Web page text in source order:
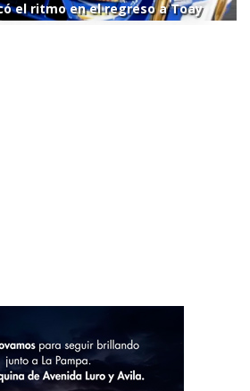
el ritmo en el regreso a Toay